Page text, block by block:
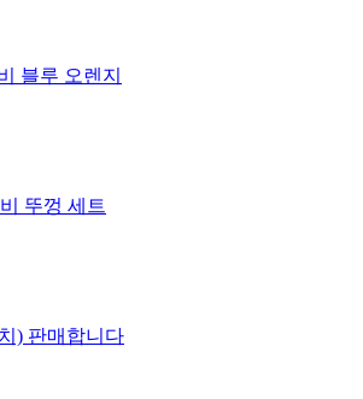
블루 오렌지
뚜껑 세트
) 판매합니다